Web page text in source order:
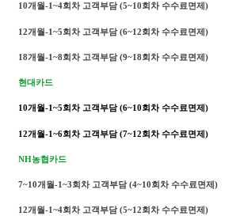
10개월-1~4회차 고객부담 (5~10회차 수수료면제)
12개월-1~5회차 고객부담 (6~12회차 수수료면제)
18개월-1~8회차 고객부담 (9~18회차 수수료면제)
현대카드
10개월-1~5회차 고객부담(6~10회차 수수료면제)
12개월-1~6회차 고객부담(7~12회차 수수료면제)
NH농협카드
7~10개월-1~3회차 고객부담(4~10회차 수수료면제)
12개월-1~4회차 고객부담(5~12회차 수수료면제)